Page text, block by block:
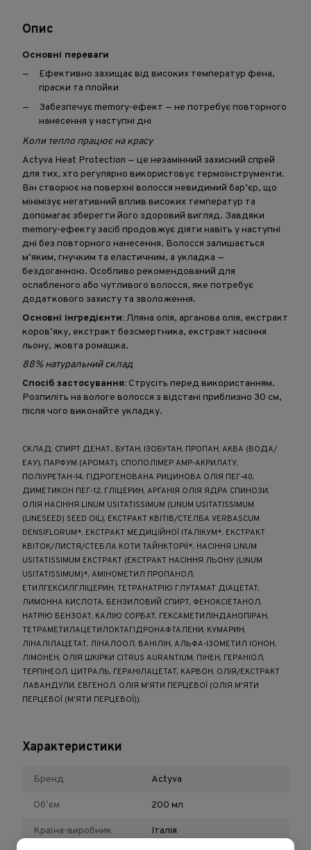
Опис
Основні переваги
Ефективно захищає від високих температур фена,
праски та плойки
Забезпечує memory-ефект — не потребує повторного
нанесення у наступні дні
Коли тепло працює на красу
Actyva Heat Protection — це незамінний захисний спрей
для тих, хто регулярно використовує термоінструменти.
Він створює на поверхні волосся невидимий бар’єр, що
мінімізує негативний вплив високих температур та
допомагає зберегти його здоровий вигляд. Завдяки
memory-ефекту засіб продовжує діяти навіть у наступні
дні без повторного нанесення. Волосся залишається
м’яким, гнучким та еластичним, а укладка —
бездоганною. Особливо рекомендований для
ослабленого або чутливого волосся, яке потребує
додаткового захисту та зволоження.
Основні інгредієнти:Лляна олія, арганова олія, екстракт
коров’яку, екстракт безсмертника, екстракт насіння
льону, жовта ромашка.
88% натуральний склад
Спосіб застосування: Струсіть перед використанням.
Розпиліть на вологе волосся з відстані приблизно 30 см,
після чого виконайте укладку.
СКЛАД: СПИРТ ДЕНАТ., БУТАН, ІЗОБУТАН, ПРОПАН, АКВА (ВОДА/
ЕАУ), ПАРФУМ (АРОМАТ), СПОПОЛІМЕР AMP-АКРИЛАТУ,
ПОЛІУРЕТАН-14, ГІДРОГЕНОВАНА РИЦИНОВА ОЛІЯ ПЕГ-40,
ДИМЕТИКОН ПЕГ-12, ГЛІЦЕРИН, АРГАНІЯ ОЛІЯ ЯДРА СПИНОЗИ,
ОЛІЯ НАСІННЯ LINUM USITATISSIMUM (LINUM USITATISSIMUM
(LINESEED) SEED OIL), ЕКСТРАКТ КВІТІВ/СТЕЛБА VERBASCUM
DENSIFLORUM*, ЕКСТРАКТ МЕДИЦІЙНОЇ ІТАЛІКУМ*, ЕКСТРАКТ
КВІТОК/ЛИСТЯ/СТЕБЛА КОТИ ТАЙНКТОРІЇ*, НАСІННЯ LINUM
USITATISSIMUM ЕКСТРАКТ (ЕКСТРАКТ НАСІННЯ ЛЬОНУ (LINUM
USITATISSIMUM)*, АМІНОМЕТИЛ ПРОПАНОЛ,
ЕТИЛГЕКСИЛГЛІЦЕРИН, ТЕТРАНАТРІЮ ГЛУТАМАТ ДІАЦЕТАТ,
ЛИМОННА КИСЛОТА, БЕНЗИЛОВИЙ СПИРТ, ФЕНОКСІЕТАНОЛ,
НАТРІЮ БЕНЗОАТ, КАЛІЮ СОРБАТ, ГЕКСАМЕТИЛІНДАНОПІРАН,
ТЕТРАМЕТИЛАЦЕТИЛОКТАГІДРОНАФТАЛЕНИ, КУМАРИН,
ЛІНАЛІЛАЦЕТАТ, ЛІНАЛООЛ, ВАНІЛІН, АЛЬФА-ІЗОМЕТИЛ ІОНОН,
ЛІМОНЕН, ОЛІЯ ШКІРКИ CITRUS AURANTIUM, ПІНЕН, ГЕРАНІОЛ,
ТЕРПІНЕОЛ, ЦИТРАЛЬ, ГЕРАНІЛАЦЕТАТ, КАРВОН, ОЛІЯ/ЕКСТРАКТ
ЛАВАНДУЛИ, ЕВГЕНОЛ, ОЛІЯ М'ЯТИ ПЕРЦЕВОЇ (ОЛІЯ М'ЯТИ
ПЕРЦЕВОЇ (М'ЯТИ ПЕРЦЕВОЇ)).
Характеристики
Бренд Actyva
Обʼєм 200 мл
Країна-виробник Італія